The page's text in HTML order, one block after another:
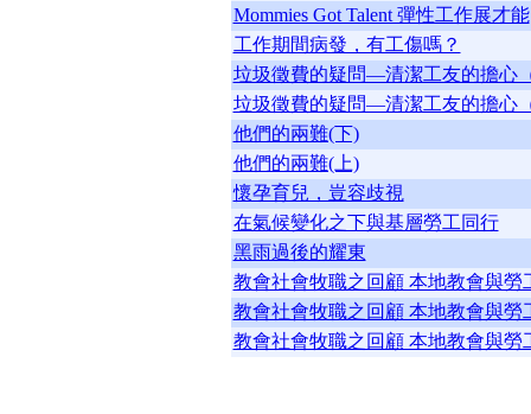
Mommies Got Talent 彈性工作展才能
工作期間病發，有工傷嗎？
垃圾徵費的疑問—清潔工友的擔心
垃圾徵費的疑問—清潔工友的擔心
他們的兩難(下)
他們的兩難(上)
懷孕育兒，豈容歧視
在氣候變化之下與基層勞工同行
黑雨過後的耀東
教會社會牧職之回顧 本地教會與勞
教會社會牧職之回顧 本地教會與勞
教會社會牧職之回顧 本地教會與勞